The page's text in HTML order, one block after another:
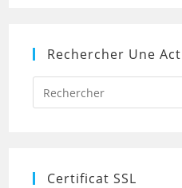
Rechercher Une
Certificat SSL